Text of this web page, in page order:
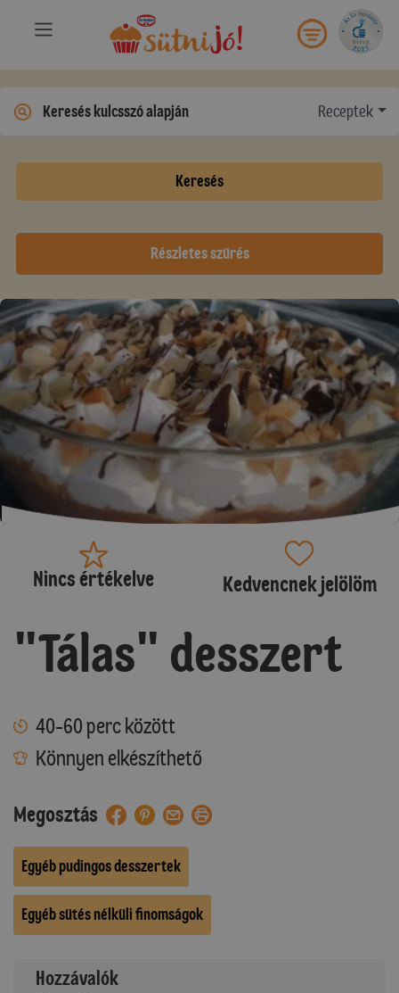
Receptek
Keresés
Részletes szűrés
Nincs értékelve Kedvencnek jelölöm
"Tálas" desszert
40-60 perc között
Könnyen elkészíthető
Megosztás
Egyéb pudingos desszertek
Egyéb sütés nélküli finomságok
Hozzávalók